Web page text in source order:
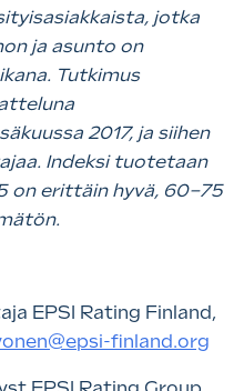
jotka
ja asunto on
Tutkimus
2017, ja siihen
Indeksi tuotetaan
on erittäin hyvä, 60–75
EPSI Rating Finland,
finland.org